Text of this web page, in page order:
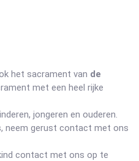
het sacrament van de
met een heel rijke
jongeren en ouderen.
neem gerust contact met ons
contact met ons op te